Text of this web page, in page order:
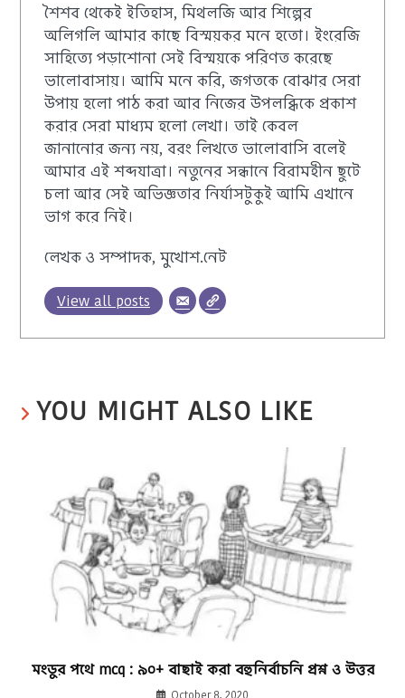
শৈশব থেকেই ইতিহাস, মিথলজি আর শিল্পের
অলিগলি আমার কাছে বিস্ময়কর মনে হতো। ইংরেজি
সাহিত্যে পড়াশোনা সেই বিস্ময়কে পরিণত করেছে
ভালোবাসায়। আমি মনে করি, জগতকে বোঝার সেরা
উপায় হলো পাঠ করা আর নিজের উপলব্ধিকে প্রকাশ
করার সেরা মাধ্যম হলো লেখা। তাই কেবল
জানানোর জন্য নয়, বরং লিখতে ভালোবাসি বলেই
আমার এই শব্দযাত্রা। নতুনের সন্ধানে বিরামহীন ছুটে
চলা আর সেই অভিজ্ঞতার নির্যাসটুকুই আমি এখানে
ভাগ করে নিই।
লেখক ও সম্পাদক, মুখোশ.নেট
View all posts
YOU MIGHT ALSO LIKE
মংডুর পথে mcq : ৯০+ বাছাই করা বহুনির্বাচনি প্রশ্ন ও উত্তর